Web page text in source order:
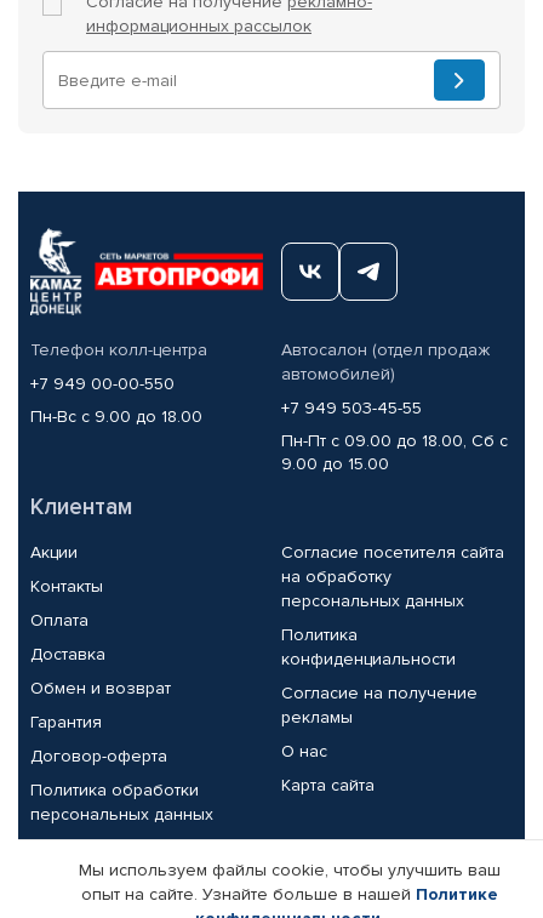
информационных рассылок
Телефон колл-центра
+7 949 00-00-550
Пн-Вс с 9.00 до 18.00
Автосалон (отдел продаж
автомобилей)
+7 949 503-45-55
Пн-Пт с 09.00 до 18.00, Сб с
9.00 до 15.00
Клиентам
Акции
Контакты
Оплата
Доставка
Обмен и возврат
Гарантия
Договор-оферта
Политика обработки
персональных данных
Согласие посетителя сайта
на обработку
персональных данных
Политика
конфиденциальности
Согласие на получение
рекламы
О нас
Карта сайта
Партнерам
Корпоративным клиентам Реквизиты компании
Мы используем файлы cookie, чтобы улучшить ваш
опыт на сайте. Узнайте больше в нашей Политике